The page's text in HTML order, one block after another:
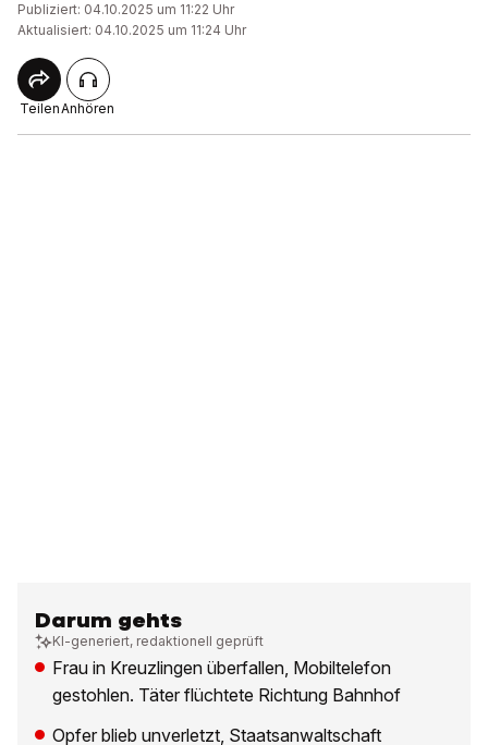
Publiziert: 04.10.2025 um 11:22 Uhr
Aktualisiert: 04.10.2025 um 11:24 Uhr
TeilenAnhören
Darum gehts
KI-generiert, redaktionell geprüft
Frau in Kreuzlingen überfallen, Mobiltelefon
gestohlen. Täter flüchtete Richtung Bahnhof
Opfer blieb unverletzt, Staatsanwaltschaft